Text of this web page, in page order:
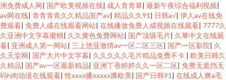
洲免费成人网| 国产欧美视频在线| 成人青青草| 最新午夜综合福利视频|
av网在线| 青青青青久久精品国产av| 精品久久91 | 日韩a√| 伊人av在线免
费观看| 免费人成在线观看网站| 在线播放免费人成视频在线观看| 7777久
久亚洲中文字幕蜜桃| 久久黄色免费网站| 国产顶级毛片| 久草中文在线观
看| 亚洲成人第一网站| 三上悠亚激情av一区二区三区| 国产一区影院| 久
久天堂网| 国产大片中文字幕| 久久久久久毛片精品免费不卡 | 欧美日韩久
久精品| 国产av一区最新精品| 亚洲丁香婷婷久久一区二区| 免费无遮挡无
码h肉动漫在线观看|性xxxx搡xxxxx搡欧美| 国产日韩91 | 在线成人爽a毛